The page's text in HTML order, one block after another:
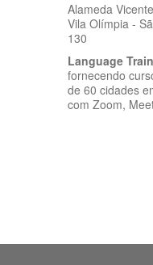
Alameda
Vila Olímpia -
130
Language
fornecendo
de 60 cidades
com Zoom,